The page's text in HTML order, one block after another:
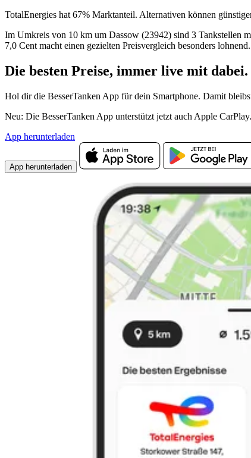
TotalEnergies hat 67% Marktanteil. Alternativen können
Im Umkreis von 10 km um Dassow (23942) sind 3 Tankstellen
7,0 Cent macht einen gezielten Preisvergleich besonders
Die besten Preise, immer live mit dabei.
Hol dir die BesserTanken App für dein Smartphone. Damit
Neu: Die BesserTanken App unterstützt jetzt auch Apple CarPlay.
App herunterladen
App herunterladen